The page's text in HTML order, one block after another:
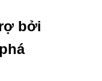
bởi